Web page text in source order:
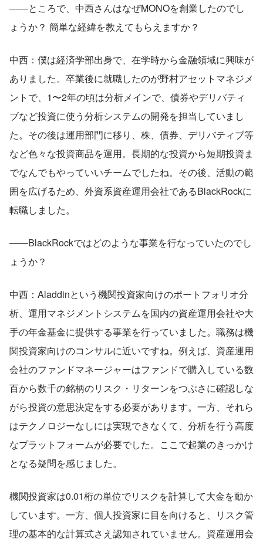
――ところで、中西さんはなぜMONOを創業したのでし
ょうか？ 簡単な経緯を教えてもらえますか？
中西：僕は経済学部出身で、在学時から金融領域に興味が
ありました。卒業後に就職したのが野村アセットマネジメ
ントで、1〜2年の頃は分析メインで、債券やデリバティ
ブなど投資に使う分析システムの開発を担当していまし
た。その後は運用部門に移り、株、債券、デリバティブ等
など色々な投資商品を運用。長期的な投資から短期投資ま
でなんでもやっていいチームでしたね。その後、活動の範
囲を広げるため、外資系資産運用会社であるBlackRockに
転職しました。
――BlackRockではどのような事業を行なっていたのでし
ょうか？
中西：Aladdinという機関投資家向けのポートフォリオ分
析、運用マネジメントシステムを国内の資産運用会社や大
手の年金基金に提供する事業を行っていました。職務は機
関投資家向けのコンサルに近いですね。例えば、資産運用
会社のファンドマネージャーはファンドで購入している数
百から数千の銘柄のリスク・リターンをつぶさに確認しな
がら投資の意思決定をする必要があります。一方、それら
はテクノロジーなしには実現できなくて、分析を行う高度
なプラットフォームが必要でした。ここで起業のきっかけ
となる疑問を感じました。
機関投資家は0.01桁の単位でリスクを計算して大金を動か
しています。一方、個人投資家に目を向けると、リスク管
理の基本的な計算式さえ認知されていません。資産運用会